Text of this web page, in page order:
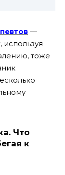
—
тоже
Что
к